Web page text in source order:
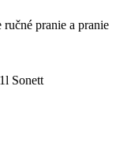
pranie a pranie
Sonett